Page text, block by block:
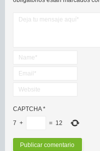
CAPTCHA*
7 + = 12